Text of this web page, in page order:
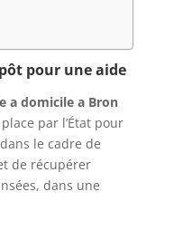
pour une aide
a domicile a Bron
par l’État pour
le cadre de
de récupérer
dans une